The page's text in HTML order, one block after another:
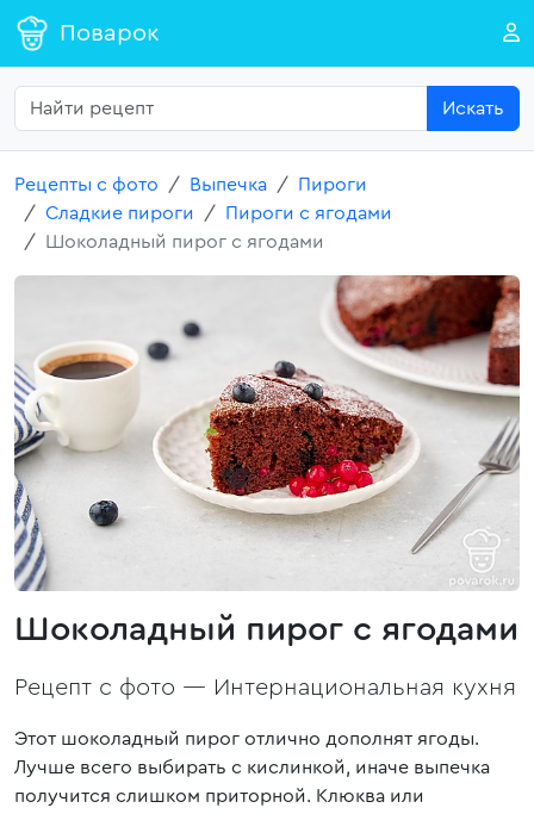
Поварок
Искать
Рецепты с фото Выпечка
Пироги
Сладкие пироги
Пироги с ягодами
Шоколадный пирог с ягодами
Шоколадный пирог с ягодами
Рецепт с фото — Интернациональная кухня
Этот шоколадный пирог отлично дополнят ягоды.
Лучше всего выбирать с кислинкой, иначе выпечка
получится слишком приторной. Клюква или